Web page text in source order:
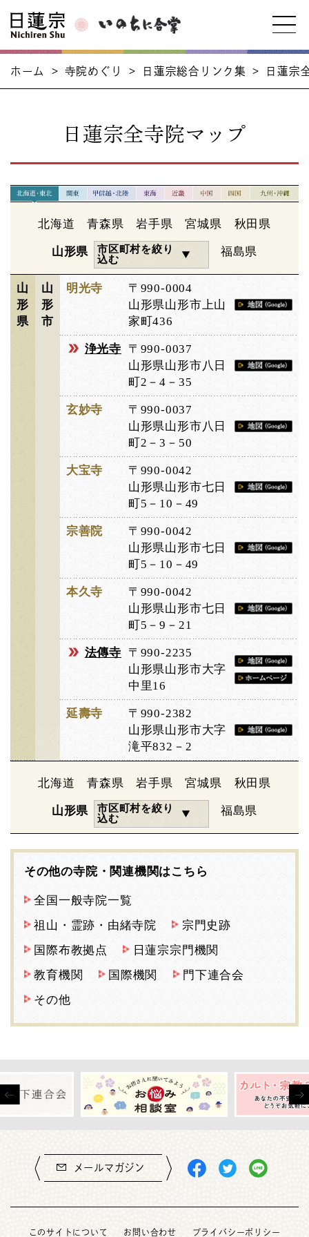
ホーム > 寺院めぐり > 日蓮宗総合リンク集 > 日蓮宗
日蓮宗全寺院マップ
北海道 青森県 岩手県 宮城県 秋田県
山形県
市区町村を絞り
込む
福島県
山
形
県
山
形
市
明光寺
〒990-0004
山形県山形市上山
家町436
浄光寺
〒990-0037
山形県山形市八日
町2－4－35
玄妙寺
〒990-0037
山形県山形市八日
町2－3－50
大宝寺
〒990-0042
山形県山形市七日
町5－10－49
宗善院
〒990-0042
山形県山形市七日
町5－10－49
本久寺
〒990-0042
山形県山形市七日
町5－9－21
法傳寺
〒990-2235
山形県山形市大字
中里16
延壽寺
〒990-2382
山形県山形市大字
滝平832－2
北海道 青森県 岩手県 宮城県 秋田県
山形県
市区町村を絞り
込む
福島県
その他の寺院・関連機関はこちら
全国一般寺院一覧
祖山・霊跡・由緒寺院
宗門史跡
国際布教拠点
日蓮宗宗門機関
教育機関
国際機関
門下連合会
その他
メールマガジン
このサイトについて お問い合わせ プライバシーポリシー